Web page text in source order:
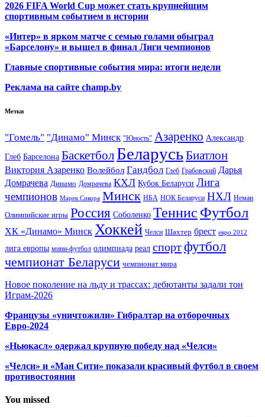
2026 FIFA World Cup может стать крупнейшим
спортивным событием в истории
«Интер» в ярком матче с семью голами обыграл
«Барселону» и вышел в финал Лиги чемпионов
Главные спортивные события мира: итоги недели
Реклама на сайте champ.by
Метки
"Гомель" "Динамо" Минск "Юность" Азаренко Александр
Глеб Барселона Баскетбол БеларусьБиатлон
Виктория Азаренко Волейбол Гандбол Глеб Грабовский Дарья
Домрачева Динамо Домрачева КХЛ Кубок Беларуси Лига
чемпионов Марек Сикора Минск НБА НОК Беларуси НХЛ Неман
Олимпийские игры Россия Соболенко Теннис Футбол
ХК «Динамо» Минск Хоккей Челси Шахтер брест евро 2012
лига европы мини-футбол олимпиада реал спортфутбол
чемпионат Беларуси чемпионат мира
Новое поколение на льду и трассах: дебютанты задали тон
Играм-2026
Французы «уничтожили» Гибралтар на отборочных
Евро-2024
«Ньюкасл» одержал крупную победу над «Челси»
«Челси» и «Ман Сити» показали красивый футбол в своем
противостоянии
You missed